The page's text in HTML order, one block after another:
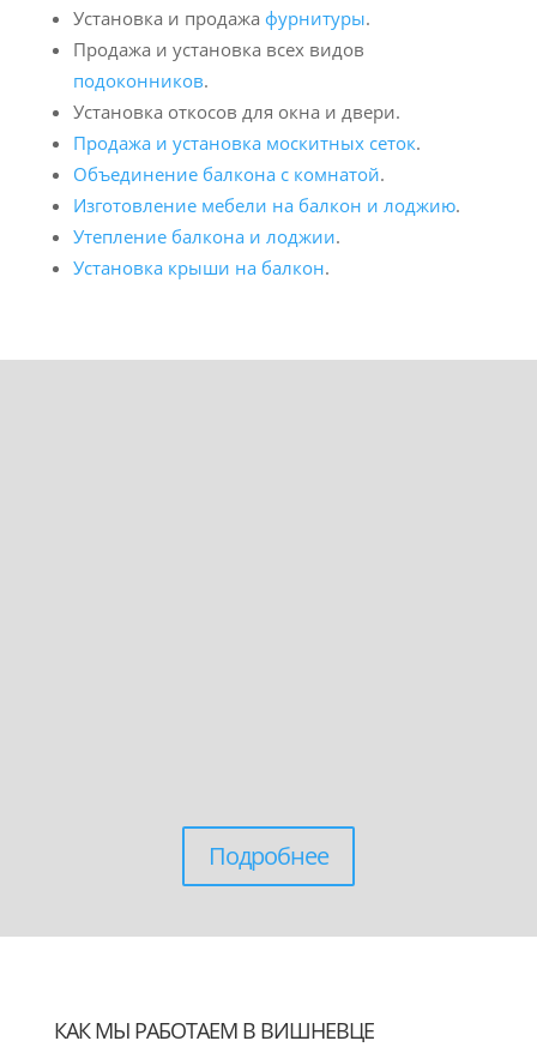
Установка и продажа фурнитуры.
Продажа и установка всех видов
подоконников.
Установка откосов для окна и двери.
Продажа и установка москитных сеток.
Объединение балкона с комнатой.
Изготовление мебели на балкон и лоджию.
Утепление балкона и лоджии.
Установка крыши на балкон.
Подробнее
КАК МЫ РАБОТАЕМ В ВИШНЕВЦЕ